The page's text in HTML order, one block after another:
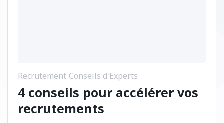
Recrutement Conseils d'Experts
4 conseils pour accélérer vos
recrutements